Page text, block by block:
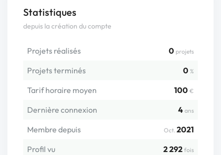
Statistiques
depuis la création du compte
Projets réalisés 0 projets
Projets terminés 0 %
Tarif horaire moyen 100 €
Dernière connexion 4 ans
Membre depuis Oct. 2021
Profil vu
2 292 fois